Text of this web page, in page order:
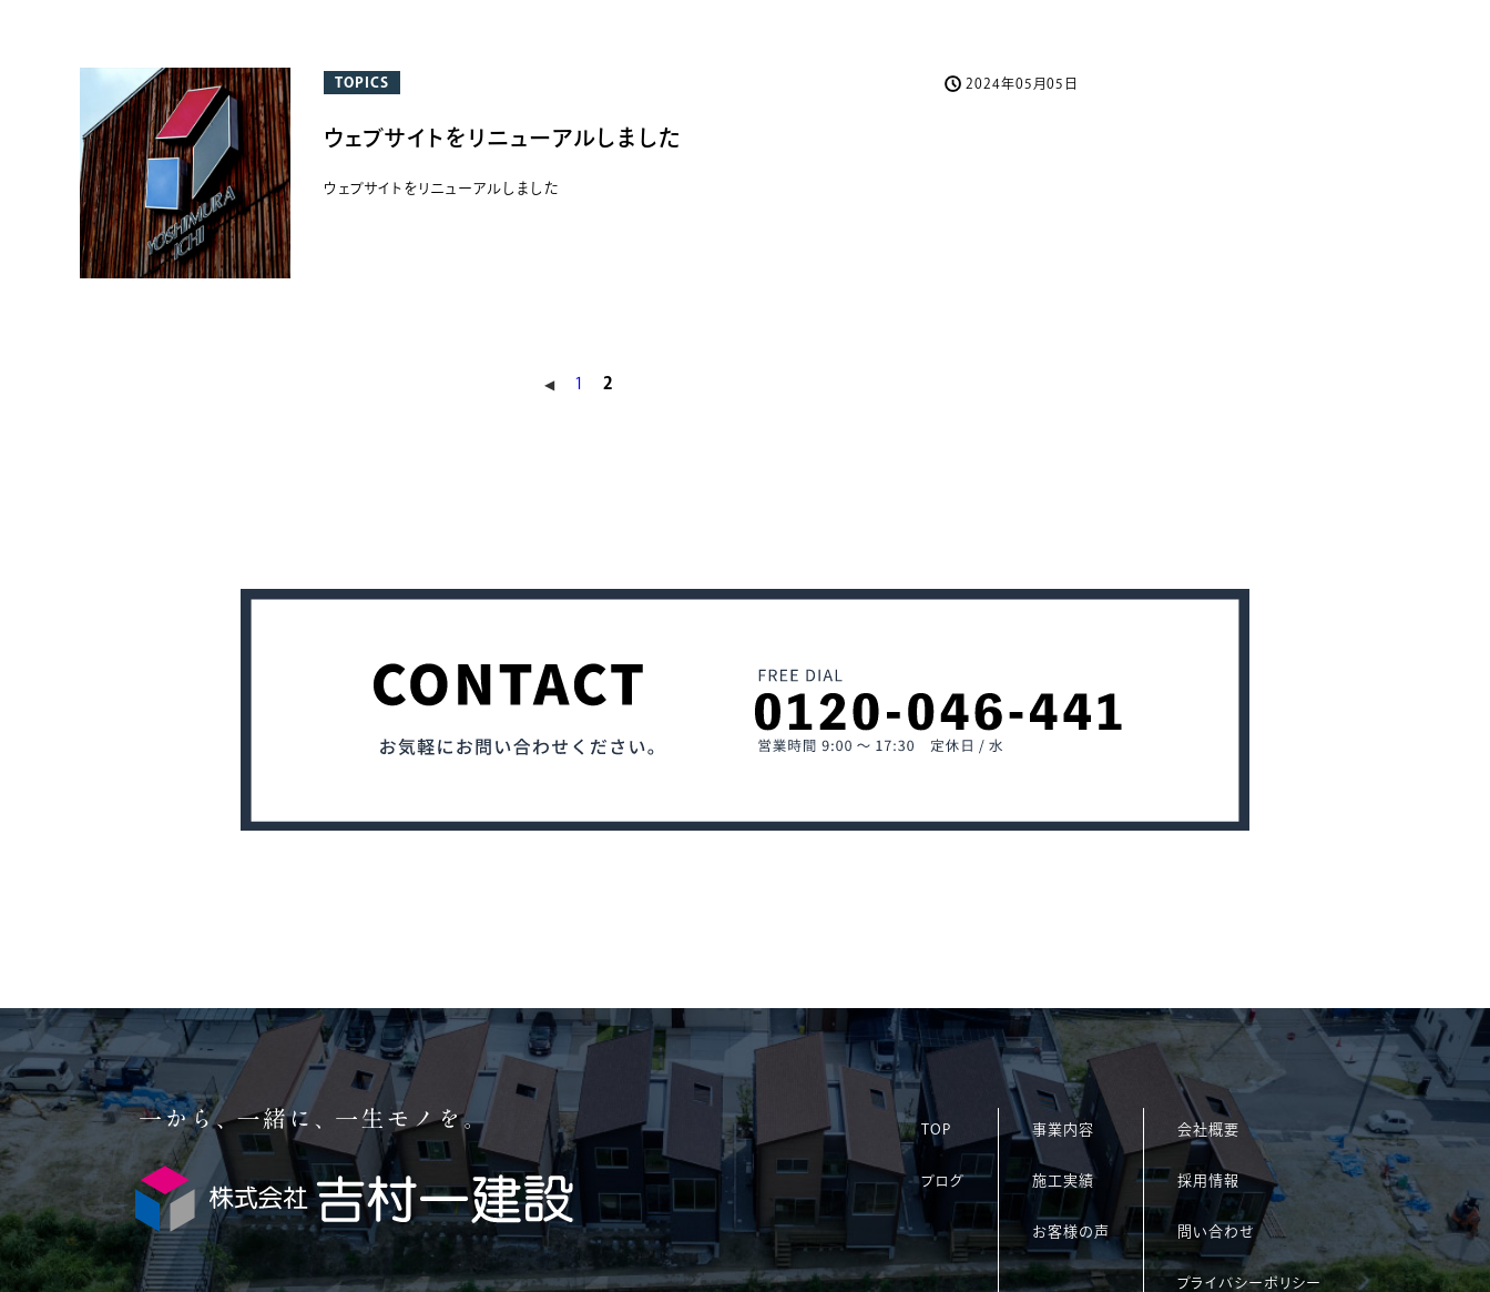
TOPICS 2024年05月05日
ウェブサイトをリニューアルしました
ウェブサイトをリニューアルしました
◀︎ 1 2
TOP
ブログ
事業内容
施工実績
お客様の声
会社概要
採用情報
問い合わせ
プライバシーポリシー